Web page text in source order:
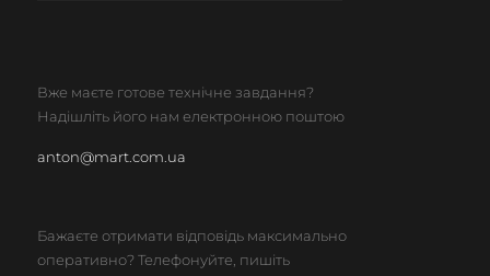
Вже маєте готове технічне завдання?
Надішліть його нам електронною поштою
anton@mart.com.ua
Бажаєте отримати відповідь максимально
оперативно? Телефонуйте, пишіть